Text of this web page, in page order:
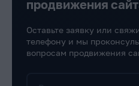
продвижения
Оставьте заявку или
телефону и мы
вопросам продвижения